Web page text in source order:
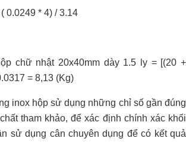
0.0249 * 4) / 3.14
chữ nhật 20x40mm dày 1.5 ly = [(20 +
= 8,13 (Kg)
inox hộp sử dụng những chỉ số gần đúng
tham khảo, để xác định chính xác khối
sử dụng cân chuyên dụng để có kết quả